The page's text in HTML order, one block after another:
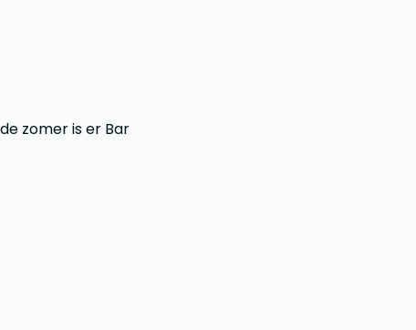
zomer is er Bar